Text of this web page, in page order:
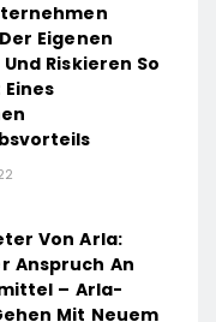
Eigenen
Riskieren So
Von Arla:
Anspruch An
– Arla-
Mit Neuem